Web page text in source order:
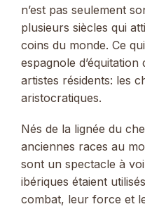
n’est pas seulement
plusieurs siècles qui
coins du monde. Ce
espagnole
artistes résidents: les
aristocratiques.
Nés de la lignée du
anciennes races au
sont un spectacle à
ibériques étaient
combat, leur force et